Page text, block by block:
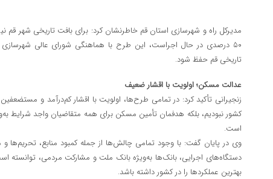
مدیرکل راه و شهرسازی استان قم خاطرنشان کرد: برای بافت تاریخی شهر قم
۵۰ درصدی در حال اجراست، این طرح با هماهنگی شورای عالی
تاریخی قم حفظ شود.
عدالت مسکن؛ اولویت با اقشار ضعیف
زنجیرانی تأکید کرد: در تمامی طرح‌ها، اولویت با اقشار کم‌درآمد و
کشور نبودیم، بلکه هدفمان تأمین مسکن برای همه متقاضیان واجد شرایط
است.
وی در پایان گفت: با وجود تمامی چالش‌ها از جمله کمبود منابع، تحریم‌ها
دستگاه‌های اجرایی، بانک‌ها به‌ویژه بانک ملت و مشارکت مردمی،
بهترین عملکردها را در کشور داشته باشد.